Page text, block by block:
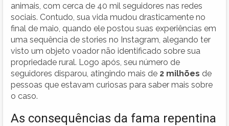
animais, com cerca de 40 mil seguidores nas redes
sociais. Contudo, sua vida mudou drasticamente no
final de maio, quando ele postou suas experiências em
uma sequência de stories no Instagram, alegando ter
visto um objeto voador não identificado sobre sua
propriedade rural. Logo após, seu número de
seguidores disparou, atingindo mais de 2 milhões de
pessoas que estavam curiosas para saber mais sobre
o caso.
As consequências da fama repentina